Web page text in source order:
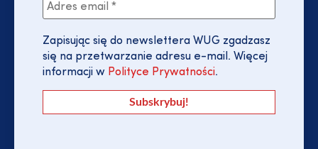
Zapisując się do newslettera WUG zgadzasz
się na przetwarzanie adresu e-mail. Więcej
informacji w Polityce Prywatności.